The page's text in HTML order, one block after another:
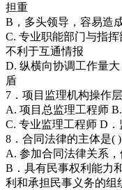
担重
B，多头领导，容易造
C. 专业职能部门与指
不利于互通情报
D. 纵横向协调工作量
盾
7．项目监理机构操作
A. 项目总监理工程师
C. 专业监理工程师 D．
8．合同法律的主体是( )
A. 参加合同法律关系
B．具有民事权利能力
利和承担民事义务的组